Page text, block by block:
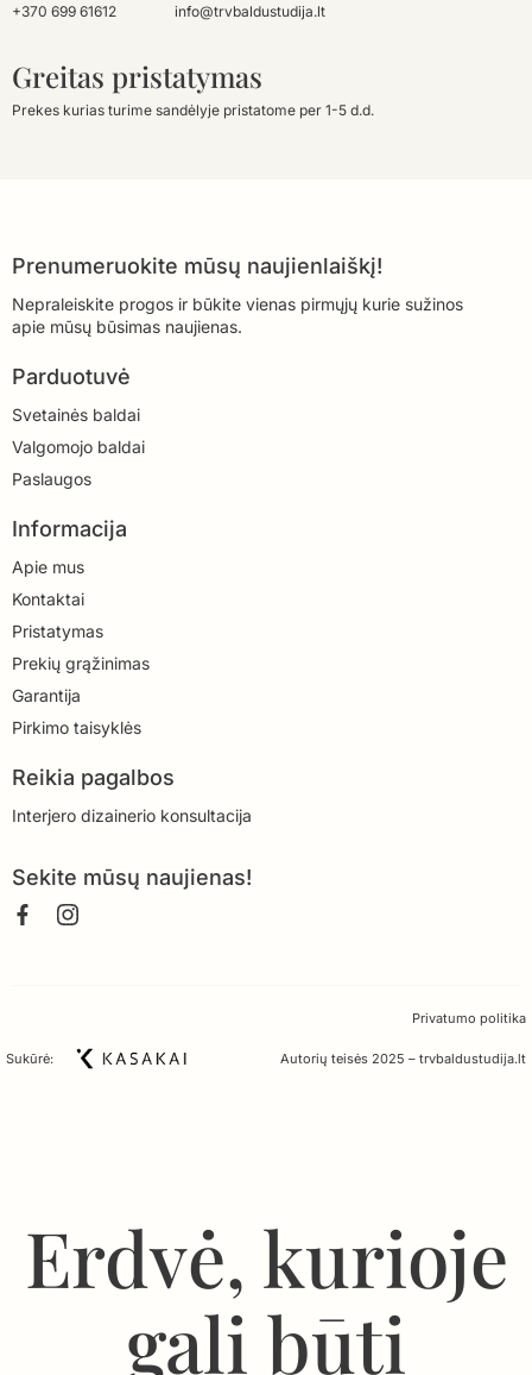
+370 699 61612 info@trvbaldustudija.lt
Greitas pristatymas
Prekes kurias turime sandėlyje pristatome per 1-5 d.d.
Prenumeruokite mūsų naujienlaiškį!
Nepraleiskite progos ir būkite vienas pirmųjų kurie sužinos
apie mūsų būsimas naujienas.
Parduotuvė
Svetainės baldai
Valgomojo baldai
Paslaugos
Informacija
Apie mus
Kontaktai
Pristatymas
Prekių grąžinimas
Garantija
Pirkimo taisyklės
Reikia pagalbos
Interjero dizainerio konsultacija
Sekite mūsų naujienas!
Privatumo politika
Sukūrė: Autorių teisės 2025 – trvbaldustudija.lt
Erdvė, kurioje
gali būti